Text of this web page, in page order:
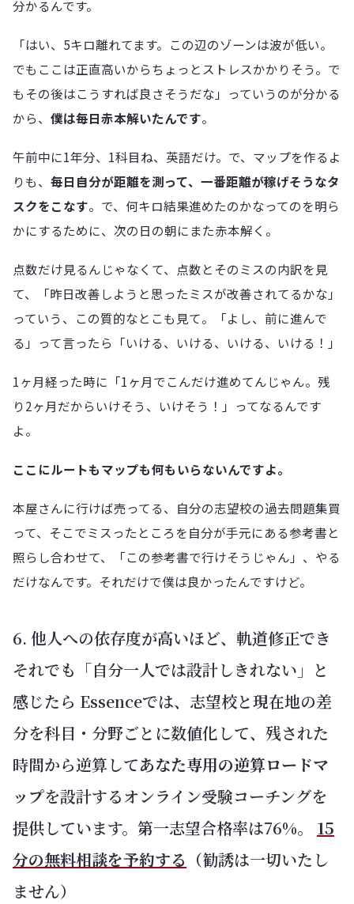
分かるんです。
「はい、5キロ離れてます。この辺のゾーンは波が低い。
でもここは正直高いからちょっとストレスかかりそう。で
もその後はこうすれば良さそうだな」っていうのが分かる
から、 僕は毎日赤本解いたんです。
午前中に1年分、1科目ね、英語だけ。で、マップを作るよ
りも、 毎日自分が距離を測って、一番距離が稼げそうなタ
スクをこなす。で、何キロ結果進めたのかなってのを明ら
かにするために、次の日の朝にまた赤本解く。
点数だけ見るんじゃなくて、点数とそのミスの内訳を見
て、「昨日改善しようと思ったミスが改善されてるかな」
っていう、この質的なとこも見て。「よし、前に進んで
る」って言ったら「いける、いける、いける、いける！」
1ヶ月経った時に「1ヶ月でこんだけ進めてんじゃん。残
り2ヶ月だからいけそう、いけそう！」ってなるんです
よ。
ここにルートもマップも何もいらないんですよ。
本屋さんに行けば売ってる、自分の志望校の過去問題集買
って、そこでミスったところを自分が手元にある参考書と
照らし合わせて、「この参考書で行けそうじゃん」、やる
だけなんです。それだけで僕は良かったんですけど。
6. 他人への依存度が高いほど、軌道修正でき
それでも「自分一人では設計しきれない」と
感じたら Essenceでは、志望校と現在地の差
分を科目・分野ごとに数値化して、残された
時間から逆算してあなた専用の逆算ロードマ
ップを設計するオンライン受験コーチングを
提供しています。第一志望合格率は76%。 15
分の無料相談を予約する （勧誘は一切いたし
ません）